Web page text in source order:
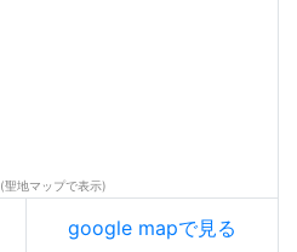
(聖地マップで表示)
google mapで見る